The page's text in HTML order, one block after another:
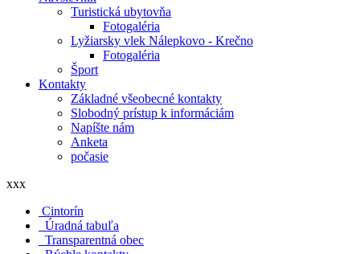
Turistická ubytovňa
Fotogaléria
Lyžiarsky vlek Nálepkovo - Krečno
Fotogaléria
Šport
Kontakty
Základné všeobecné kontakty
Slobodný prístup k informáciám
Napíšte nám
Anketa
počasie
xxx
Cintorín
Úradná tabuľa
Transparentná obec